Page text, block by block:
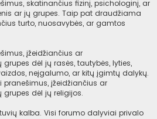
skatinančius fizinį, psichologinį, ar
ar jų grupes. Taip pat draudžiama
turto, nuosavybės, ar gamtos
įžeidžiančius ar
dėl jų rasės, tautybės, lyties,
neįgalumo, ar kitų įgimtų dalykų.
įžeidžiančius ar
dėl jų religijos.
kalba. Visi forumo dalyviai privalo